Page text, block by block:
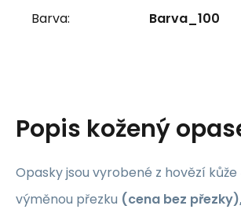
Barva: Barva_100
Popis kožený
Opasky jsou vyrobené z hovězí
výměnou přezku (cena bez